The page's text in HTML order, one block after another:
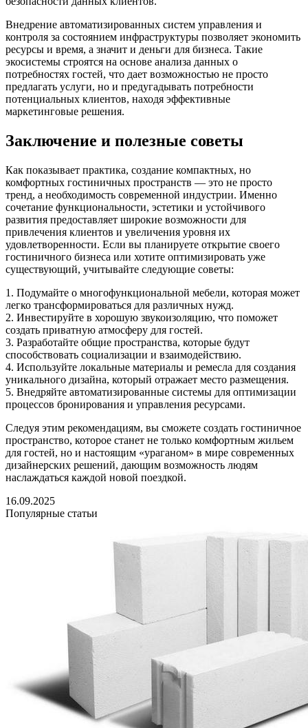
Внедрение автоматизированных систем управления и
контроля за состоянием инфраструктуры позволяет экономить
ресурсы и время, а значит и деньги для бизнеса. Такие
экосистемы строятся на основе анализа данных о
потребностях гостей, что дает возможностью не просто
предлагать услуги, но и предугадывать потребности
потенциальных клиентов, находя эффективные
маркетинговые решения.
Заключение и полезные советы
Как показывает практика, создание компактных, но
комфортных гостиничных пространств — это не просто
тренд, а необходимость современной индустрии. Именно
сочетание функциональности, эстетики и устойчивого
развития предоставляет широкие возможности для
привлечения клиентов и увеличения уровня их
удовлетворенности. Если вы планируете открытие своего
гостиничного бизнеса или хотите оптимизировать уже
существующий, учитывайте следующие советы:
1. Подумайте о многофункциональной мебели, которая может
легко трансформироваться для различных нужд.
2. Инвестируйте в хорошую звукоизоляцию, что поможет
создать приватную атмосферу для гостей.
3. Разработайте общие пространства, которые будут
способствовать социализации и взаимодействию.
4. Используйте локальные материалы и ремесла для создания
уникального дизайна, который отражает место размещения.
5. Внедряйте автоматизированные системы для оптимизации
процессов бронирования и управления ресурсами.
Следуя этим рекомендациям, вы сможете создать гостиничное
пространство, которое станет не только комфортным жильем
для гостей, но и настоящим «ураганом» в мире современных
дизайнерских решений, дающим возможность людям
наслаждаться каждой новой поездкой.
16.09.2025
Популярные статьи